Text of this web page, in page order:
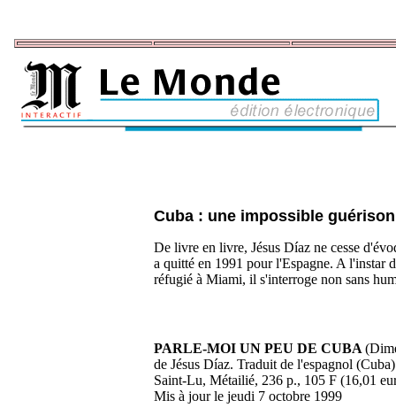
Cuba : une impossible
De livre en livre, Jésus Díaz ne cesse
a quitté en 1991 pour l'Espagne. A l'instar
réfugié à Miami, il s'interroge non sans
PARLE-MOI UN PEU DE CUBA
de Jésus Díaz. Traduit de l'espagnol
Saint-Lu, Métailié, 236 p., 105 F (16,01
Mis à jour le jeudi 7 octobre 1999